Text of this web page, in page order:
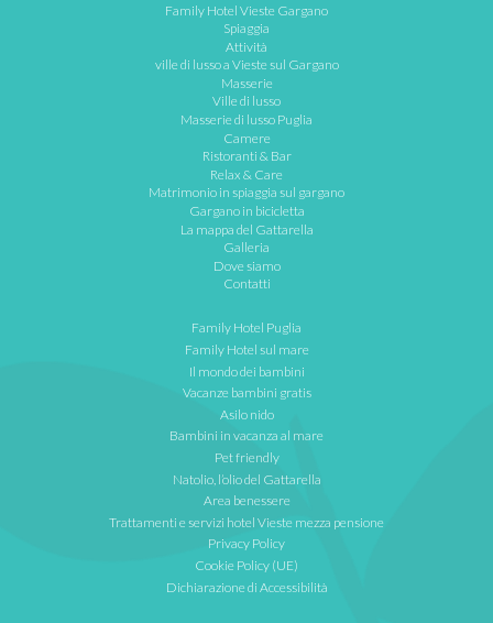
Family Hotel Vieste Gargano
Spiaggia
Attività
ville di lusso a Vieste sul Gargano
Masserie
Ville di lusso
Masserie di lusso Puglia
Camere
Ristoranti & Bar
Relax & Care
Matrimonio in spiaggia sul gargano
Gargano in bicicletta
La mappa del Gattarella
Galleria
Dove siamo
Contatti
Family Hotel Puglia
Family Hotel sul mare
Il mondo dei bambini
Vacanze bambini gratis
Asilo nido
Bambini in vacanza al mare
Pet friendly
Natolio, l’olio del Gattarella
Area benessere
Trattamenti e servizi hotel Vieste mezza pensione
Privacy Policy
Cookie Policy (UE)
Dichiarazione di Accessibilità